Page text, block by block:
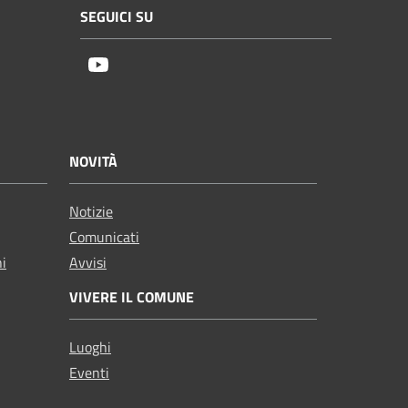
SEGUICI SU
NOVITÀ
Notizie
Comunicati
Avvisi
VIVERE IL COMUNE
Luoghi
Eventi